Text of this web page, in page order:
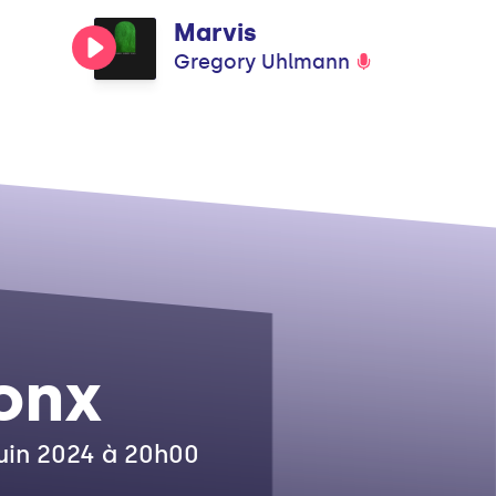
Marvis
Gregory Uhlmann
2024 à 20h00